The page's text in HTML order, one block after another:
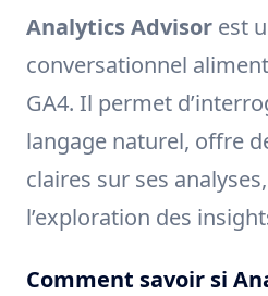
Analytics Advisor est
conversationnel
GA4. Il permet
langage naturel, offre
claires sur ses
l’exploration des
Comment savoir si